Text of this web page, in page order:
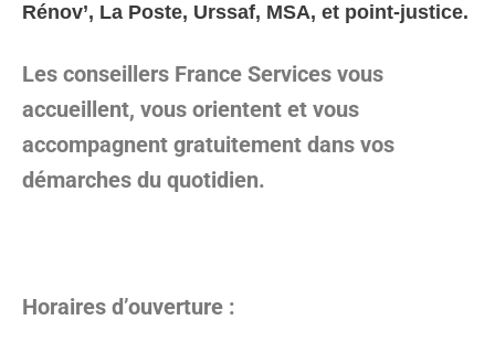
Rénov’, La Poste, Urssaf, MSA, et point-justice.
Les conseillers France Services vous
accueillent, vous orientent et vous
accompagnent gratuitement dans vos
démarches du quotidien.
Horaires d’ouverture :